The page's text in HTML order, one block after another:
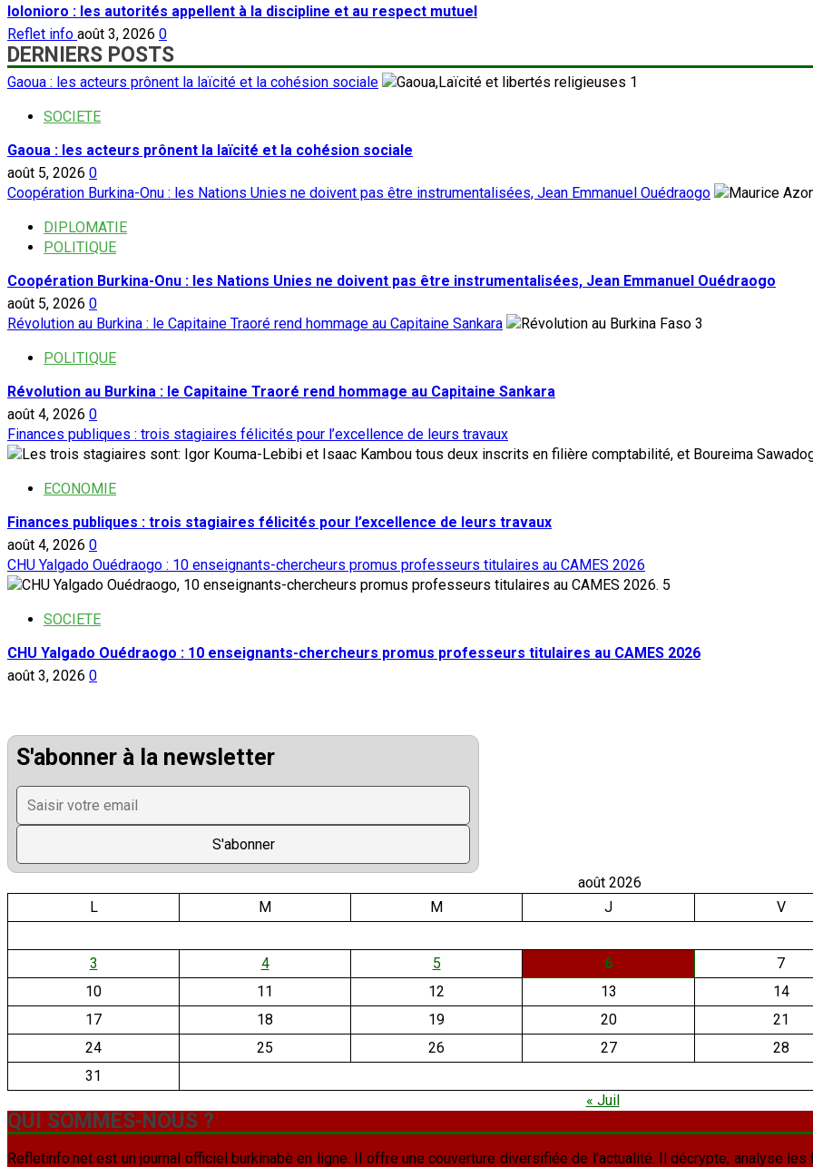
Iolonioro : les autorités appellent à la discipline et au respect mutuel
Reflet info août 3, 2026 0
DERNIERS POSTS
Gaoua : les acteurs prônent la laïcité et la cohésion sociale
1
SOCIETE
Gaoua : les acteurs prônent la laïcité et la cohésion sociale
août 5, 2026 0
Coopération Burkina-Onu : les Nations Unies ne doivent pas être instrumentalisées, Jean Emmanuel Ouédraogo
DIPLOMATIE
POLITIQUE
Coopération Burkina-Onu : les Nations Unies ne doivent pas être instrumentalisées, Jean Emmanuel Ouédraogo
août 5, 2026 0
Révolution au Burkina : le Capitaine Traoré rend hommage au Capitaine Sankara
3
POLITIQUE
Révolution au Burkina : le Capitaine Traoré rend hommage au Capitaine Sankara
août 4, 2026 0
Finances publiques : trois stagiaires félicités pour l’excellence de leurs travaux
ECONOMIE
Finances publiques : trois stagiaires félicités pour l’excellence de leurs travaux
août 4, 2026 0
CHU Yalgado Ouédraogo : 10 enseignants-chercheurs promus professeurs titulaires au CAMES 2026
5
SOCIETE
CHU Yalgado Ouédraogo : 10 enseignants-chercheurs promus professeurs titulaires au CAMES 2026
août 3, 2026 0
S'abonner à la newsletter
août 2026
L
M M J V
3 4 5 6
7
10
11 12 13
14
17
18 19 20
21
24
25 26 27
28
31
« Juil
QUI SOMMES-NOUS ?
Refletinfo.net est un journal officiel burkinabè en ligne. Il offre une couverture diversifiée de l'actualité. Il décrypte, analyse